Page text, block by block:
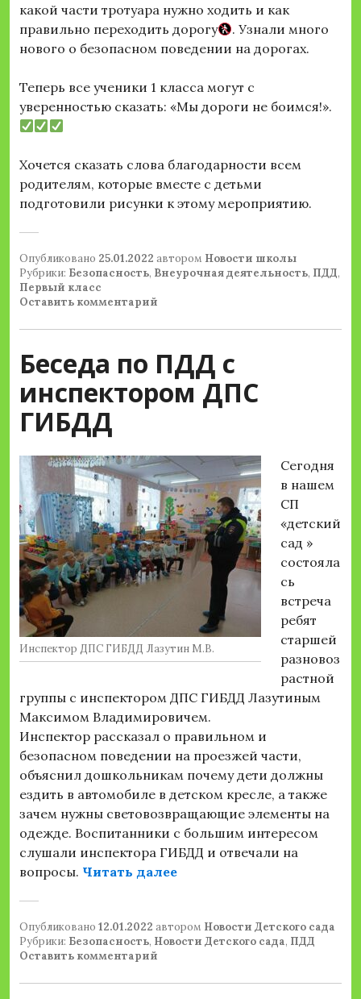
какой части тротуара нужно ходить и как
правильно переходить дорогу
. Узнали много
нового о безопасном поведении на дорогах.
Теперь все ученики 1 класса могут с
уверенностью сказать: «Мы дороги не боимся!».
Хочется сказать слова благодарности всем
родителям, которые вместе с детьми
подготовили рисунки к этому мероприятию.
Опубликовано 25.01.2022 автором Новости школы
Рубрики: Безопасность, Внеурочная деятельность, ПДД,
Первый класс
Оставить комментарий
Беседа по ПДД с
инспектором ДПС
ГИБДД
Инспектор ДПС ГИБДД Лазутин М.В.
Сегодня
в нашем
СП
«детский
сад »
состояла
сь
встреча
ребят
старшей
разновоз
растной
группы с инспектором ДПС ГИБДД Лазутиным
Максимом Владимировичем.
Инспектор рассказал о правильном и
безопасном поведении на проезжей части,
объяснил дошкольникам почему дети должны
ездить в автомобиле в детском кресле, а также
зачем нужны световозвращающие элементы на
одежде. Воспитанники с большим интересом
слушали инспектора ГИБДД и отвечали на
вопросы. Читать далее«Беседа по ПДД с
Опубликовано 12.01.2022 автором Новости Детского сада
Рубрики: Безопасность, Новости Детского сада, ПДД
Оставить комментарий